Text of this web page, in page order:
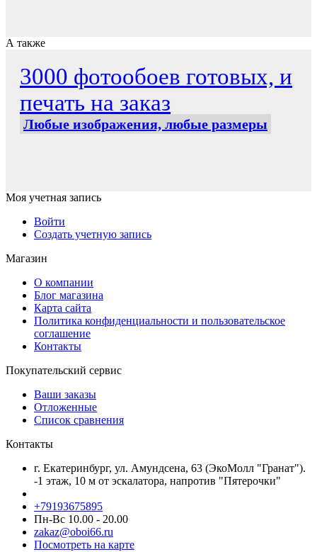
А также
3000 фотообоев готовых, и
печать на заказ
Любые изображения, любые размеры
Моя учетная запись
Войти
Создать учетную запись
Магазин
О компании
Блог магазина
Карта сайта
Политика конфиденциальности и пользовательское
соглашение
Контакты
Покупательский сервис
Ваши заказы
Отложенные
Список сравнения
Контакты
г. Екатеринбург, ул. Амундсена, 63 (ЭкоМолл "Гранат").
-1 этаж, 10 м от эскалатора, напротив "Пятерочки"
+79193675895
Пн-Вс 10.00 - 20.00
zakaz@oboi66.ru
Посмотреть на карте